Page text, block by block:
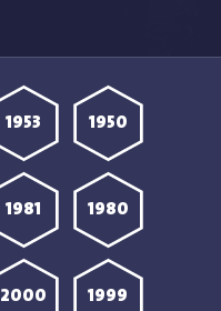
1950
1953
1980
1981
1999
2000